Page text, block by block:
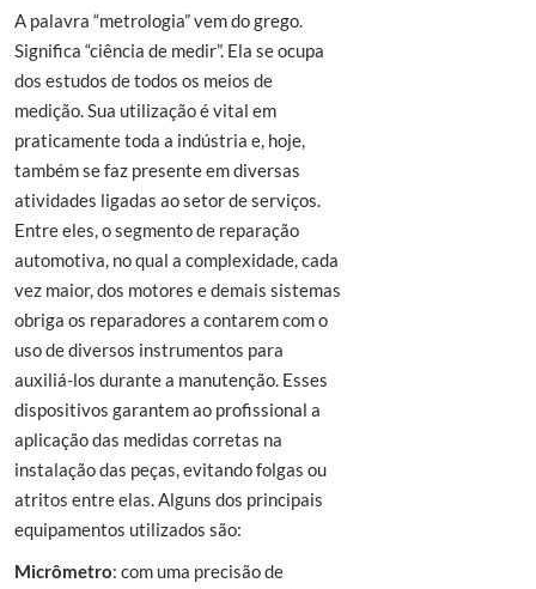
A palavra “metrologia” vem do grego.
Significa “ciência de medir”. Ela se ocupa
dos estudos de todos os meios de
medição. Sua utilização é vital em
praticamente toda a indústria e, hoje,
também se faz presente em diversas
atividades ligadas ao setor de serviços.
Entre eles, o segmento de reparação
automotiva, no qual a complexidade, cada
vez maior, dos motores e demais sistemas
obriga os reparadores a contarem com o
uso de diversos instrumentos para
auxiliá-los durante a manutenção. Esses
dispositivos garantem ao profissional a
aplicação das medidas corretas na
instalação das peças, evitando folgas ou
atritos entre elas. Alguns dos principais
equipamentos utilizados são:
Micrômetro: com uma precisão de